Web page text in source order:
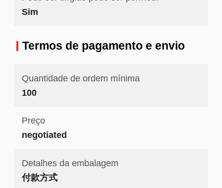
Sim
Termos de pagamento e envio
Quantidade de ordem mínima
100
Preço
negotiated
Detalhes da embalagem
付款方式